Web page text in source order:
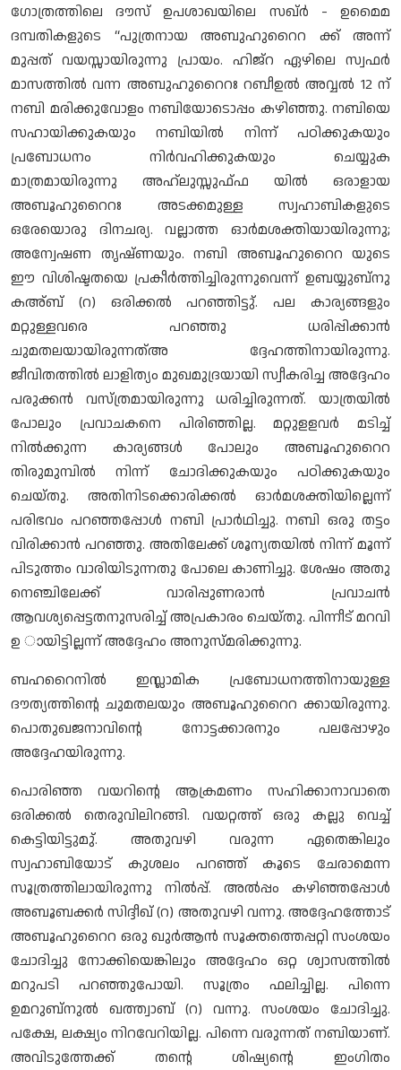
ഗോത്രത്തിലെ ദൗസ് ഉപശാഖയിലെ സഖ്ർ - ഉമൈമ
ദമ്പതികളുടെ “പുത്രനായ അബുഹുറൈറ ക്ക് അന്ന്
മുപ്പത് വയസ്സായിരുന്നു പ്രായം. ഹിജ്റ ഏഴിലെ സ്വഫർ
മാസത്തിൽ വന്ന അബുഹുറൈറഃ റബീഉൽ അവ്വൽ 12 ന്
നബി മരിക്കുവോളം നബിയോടൊപ്പം കഴിഞ്ഞു. നബിയെ
സഹായിക്കുകയും നബിയിൽ നിന്ന് പഠിക്കുകയും
പ്രബോധനം നിർവഹിക്കുകയും ചെയ്യുക
മാത്രമായിരുന്നു അഹ്ലുസ്സുഫ്ഫ യിൽ ഒരാളായ
അബൂഹുറൈറഃ അടക്കമുള്ള സ്വഹാബികളുടെ
ഒരേയൊരു ദിനചര്യ. വല്ലാത്ത ഓർമശക്തിയായിരുന്നു;
അന്വേഷണ തൃഷ്ണയും. നബി അബൂഹുറൈറ യുടെ
ഈ വിശിഷ്ടതയെ പ്രകീർത്തിച്ചിരുന്നുവെന്ന് ഉബയ്യുബ്നു
കഅ്ബ് (റ) ഒരിക്കൽ പറഞ്ഞിട്ടു്. പല കാര്യങ്ങളും
മറ്റുള്ളവരെ പറഞ്ഞു ധരിപ്പിക്കാൻ
ചുമതലയായിരുന്നത്അ ദ്ദേഹത്തിനായിരുന്നു.
ജീവിതത്തിൽ ലാളിത്യം മുഖമുദ്രയായി സ്വീകരിച്ച അദ്ദേഹം
പരുക്കൻ വസ്ത്രമായിരുന്നു ധരിച്ചിരുന്നത്. യാത്രയിൽ
പോലും പ്രവാചകനെ പിരിഞ്ഞില്ല. മറ്റുളളവർ മടിച്ച്
നിൽക്കുന്ന കാര്യങ്ങൾ പോലും അബൂഹുറൈറ
തിരുമുമ്പിൽ നിന്ന് ചോദിക്കുകയും പഠിക്കുകയും
ചെയ്തു. അതിനിടക്കൊരിക്കൽ ഓർമശക്തിയില്ലെന്ന്
പരിഭവം പറഞ്ഞപ്പോൾ നബി പ്രാർഥിച്ചു. നബി ഒരു തട്ടം
വിരിക്കാൻ പറഞ്ഞു. അതിലേക്ക് ശൂന്യതയിൽ നിന്ന് മൂന്ന്
പിടുത്തം വാരിയിടുന്നതു പോലെ കാണിച്ചു. ശേഷം അതു
നെഞ്ചിലേക്ക് വാരിപ്പുണരാൻ പ്രവാചൻ
ആവശ്യപ്പെട്ടതനുസരിച്ച് അപ്രകാരം ചെയ്തു. പിന്നീട് മറവി
ഉ ായിട്ടില്ലന്ന് അദ്ദേഹം അനുസ്മരിക്കുന്നു.
ബഹറൈനിൽ ഇസ്ലാമിക പ്രബോധനത്തിനായുള്ള
ദൗത്യത്തിന്റെ ചുമതലയും അബൂഹുറൈറ ക്കായിരുന്നു.
പൊതുഖജനാവിന്റെ നോട്ടക്കാരനും പലപ്പോഴും
അദ്ദേഹയിരുന്നു.
പൊരിഞ്ഞ വയറിന്റെ ആക്രമണം സഹിക്കാനാവാതെ
ഒരിക്കൽ തെരുവിലിറങ്ങി. വയറ്റത്ത് ഒരു കല്ലു വെച്ച്
കെട്ടിയിട്ടുമു്. അതുവഴി വരുന്ന ഏതെങ്കിലും
സ്വഹാബിയോട് കുശലം പറഞ്ഞ് കൂടെ ചേരാമെന്ന
സൂത്രത്തിലായിരുന്നു നിൽപ്പ്. അൽപ്പം കഴിഞ്ഞപ്പോൾ
അബൂബക്കർ സിദ്ദീഖ് (റ) അതുവഴി വന്നു. അദ്ദേഹത്തോട്
അബൂഹുറൈറ ഒരു ഖുർആൻ സൂക്തത്തെപ്പറ്റി സംശയം
ചോദിച്ചു നോക്കിയെങ്കിലും അദ്ദേഹം ഒറ്റ ശ്വാസത്തിൽ
മറുപടി പറഞ്ഞുപോയി. സൂത്രം ഫലിച്ചില്ല. പിന്നെ
ഉമറുബ്നുൽ ഖത്ത്വാബ് (റ) വന്നു. സംശയം ചോദിച്ചു.
പക്ഷേ, ലക്ഷ്യം നിറവേറിയില്ല. പിന്നെ വരുന്നത് നബിയാണ്.
അവിടുത്തേക്ക് തന്റെ ശിഷ്യന്റെ ഇംഗിതം